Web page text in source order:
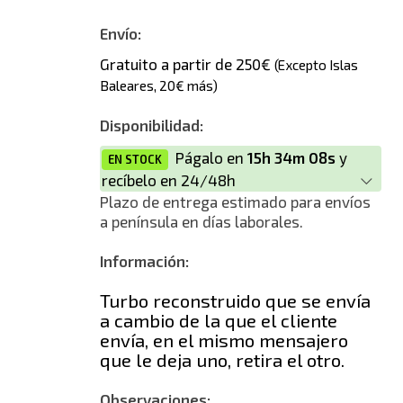
Envío:
Gratuito a partir de 250€ (Excepto Islas
Baleares, 20€ más)
Disponibilidad:
EN STOCK Págalo en 15h 34m 08s y
recíbelo en 24/48h
Plazo de entrega estimado para envíos
a península en días laborales.
Información:
Turbo reconstruido que se envía
a cambio de la que el cliente
envía, en el mismo mensajero
que le deja uno, retira el otro.
Observaciones: